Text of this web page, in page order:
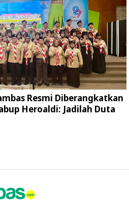
Resmi Diberangkatkan
Heroaldi: Jadilah Duta